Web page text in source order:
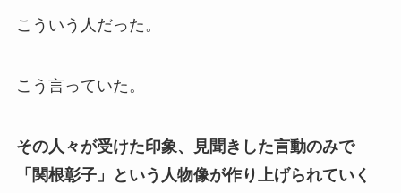
こういう人だった。
こう言っていた。
その人々が受けた印象、見聞きした言動のみで
「関根彰子」という人物像が作り上げられていく